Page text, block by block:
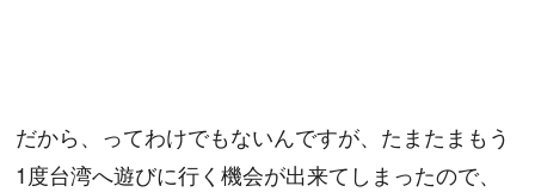
だから、ってわけでもないんですが、たまたまもう
1度台湾へ遊びに行く機会が出来てしまったので、